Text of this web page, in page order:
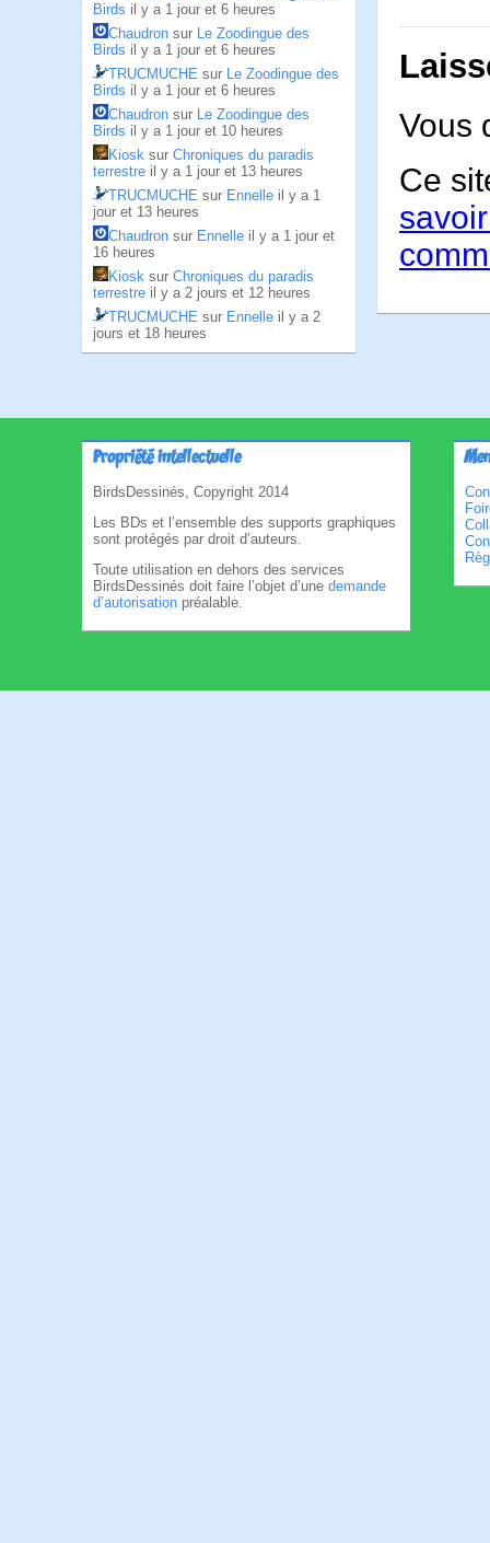
Birds il y a 1 jour et 6 heures
Chaudron sur Le Zoodingue des
Birds il y a 1 jour et 6 heures
TRUCMUCHE sur Le Zoodingue des
Birds il y a 1 jour et 6 heures
Chaudron sur Le Zoodingue des
Birds il y a 1 jour et 10 heures
Kiosk sur Chroniques du paradis
terrestre il y a 1 jour et 13 heures
TRUCMUCHE sur Ennelle il y a 1
jour et 13 heures
Chaudron sur Ennelle il y a 1 jour et
16 heures
Kiosk sur Chroniques du paradis
terrestre il y a 2 jours et 12 heures
TRUCMUCHE sur Ennelle il y a 2
jours et 18 heures
Vous
Ce
Propriété intellectuelle
BirdsDessinés, Copyright 2014
Les BDs et l’ensemble des supports graphiques
sont protégés par droit d’auteurs.
Toute utilisation en dehors des services
BirdsDessinés doit faire l’objet d’une demande
d’autorisation préalable.